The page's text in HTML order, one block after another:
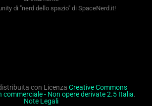
di "nerd dello spazio" di SpaceNerd.it!
con LicenzaCreative Commons
commerciale - Non opere derivate 2.5 Italia.
Note Legali